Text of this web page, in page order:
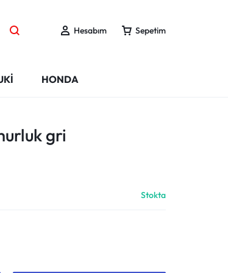
Hesabım Sepetim
HONDA
gri
Stokta